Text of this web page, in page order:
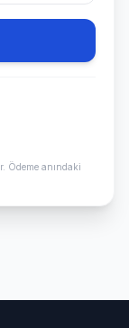
Ödeme anındaki